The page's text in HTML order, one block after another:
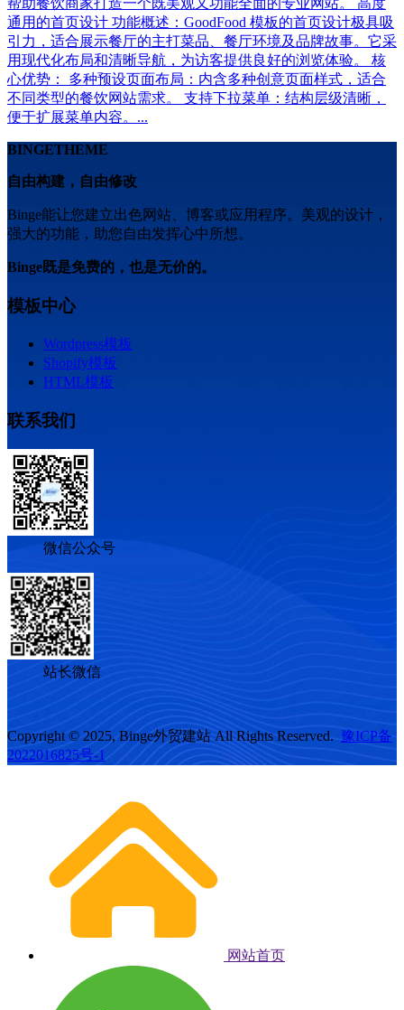
帮助餐饮商家打造一个既美观又功能全面的专业网站。 高度
通用的首页设计 功能概述：GoodFood 模板的首页设计极具吸
引力，适合展示餐厅的主打菜品、餐厅环境及品牌故事。它采
用现代化布局和清晰导航，为访客提供良好的浏览体验。 核
心优势： 多种预设页面布局：内含多种创意页面样式，适合
不同类型的餐饮网站需求。 支持下拉菜单：结构层级清晰，
便于扩展菜单内容。...
BINGETHEME
自由构建，自由修改
Binge能让您建立出色网站、博客或应用程序。美观的设计，
强大的功能，助您自由发挥心中所想。
Binge既是免费的，也是无价的。
模板中心
Wordpress模板
Shopify模板
HTML模板
联系我们
微信公众号
站长微信
Copyright © 2025, Binge外贸建站 All Rights Reserved. 豫ICP备
2022016825号-1
网站首页